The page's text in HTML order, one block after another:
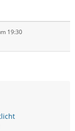
19:30